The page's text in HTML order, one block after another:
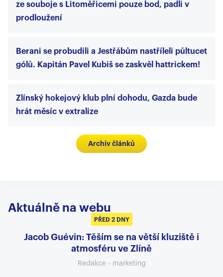
ze souboje s Litoměřicemi pouze bod, padli v
prodloužení
Berani se probudili a Jestřábům nastříleli půltucet
gólů. Kapitán Pavel Kubiš se zaskvěl hattrickem!
Zlínský hokejový klub plní dohodu, Gazda bude
hrát měsíc v extralize
Archiv článků
Aktuálně na webu
PŘED 2 DNY
Jacob Guévin: Těším se na větší kluziště i
atmosféru ve Zlíně
Redakce - marketing